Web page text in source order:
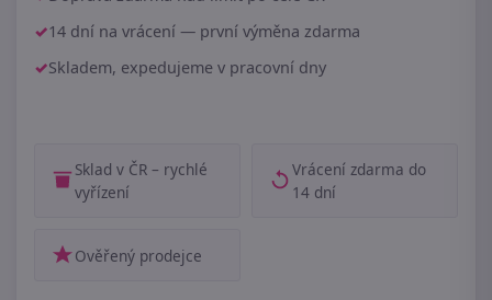
14 dní na vrácení — první výměna zdarma
Skladem, expedujeme v pracovní dny
Sklad v ČR – rychlé
vyřízení
Vrácení zdarma do
14 dní
Ověřený prodejce